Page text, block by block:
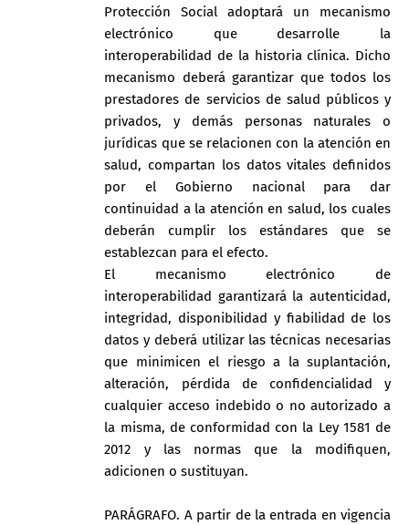
Protección Social adoptará un mecanismo
electrónico que desarrolle la
interoperabilidad de la historia clínica. Dicho
mecanismo deberá garantizar que todos los
prestadores de servicios de salud públicos y
privados, y demás personas naturales o
jurídicas que se relacionen con la atención en
salud, compartan los datos vitales definidos
por el Gobierno nacional para dar
continuidad a la atención en salud, los cuales
deberán cumplir los estándares que se
establezcan para el efecto.
El mecanismo electrónico de
interoperabilidad garantizará la autenticidad,
integridad, disponibilidad y fiabilidad de los
datos y deberá utilizar las técnicas necesarias
que minimicen el riesgo a la suplantación,
alteración, pérdida de confidencialidad y
cualquier acceso indebido o no autorizado a
la misma, de conformidad con la Ley 1581 de
2012 y las normas que la modifiquen,
adicionen o sustituyan.
PARÁGRAFO. A partir de la entrada en vigencia